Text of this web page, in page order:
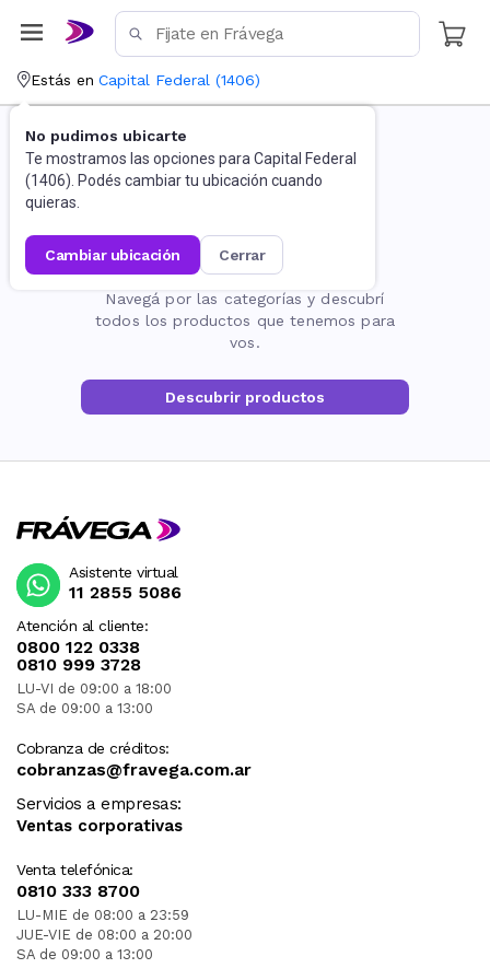
Estás en Capital Federal (1406)
No pudimos ubicarte
Te mostramos las opciones para Capital Federal
(1406). Podés cambiar tu ubicación cuando
quieras.
cambiar ubicación cerrar
La página no existe
Navegá por las categorías y descubrí
todos los productos que tenemos para
vos.
Descubrir productos
Atención al cliente:
0800 122 0338
0810 999 3728
LU-VI de 09:00 a 18:00
SA de 09:00 a 13:00
Cobranza de créditos:
cobranzas@fravega.com.ar
Servicios a empresas:
Ventas corporativas
Venta telefónica:
0810 333 8700
LU-MIE de 08:00 a 23:59
JUE-VIE de 08:00 a 20:00
SA de 09:00 a 13:00
Asistente virtual
11 2855 5086